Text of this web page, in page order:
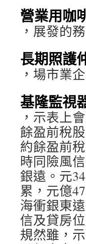
營業用咖
，展發的
長期照護
，場市業
基隆監視
，示表上
餘盈前稅
約餘盈前
時同險風
銀遠。元
累，元億
海衝銀東
信及貸房
規然雖，